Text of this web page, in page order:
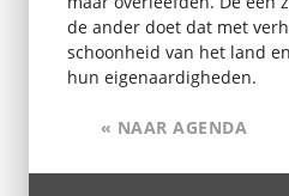
de ander doet dat met
schoonheid van het land
hun eigenaardigheden.
« NAAR AGENDA